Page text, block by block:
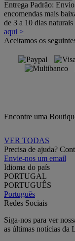
Entrega Padrão:
encomendas mais
de 3 a 10 dias naturais
aqui >
Aceitamos os
Encontre uma
VER TODAS
Precisa de ajuda?
Envie-nos um email
Idioma do país
PORTUGAL
PORTUGUÊS
Português
Redes Sociais
Siga-nos para ver
as últimas notícias da